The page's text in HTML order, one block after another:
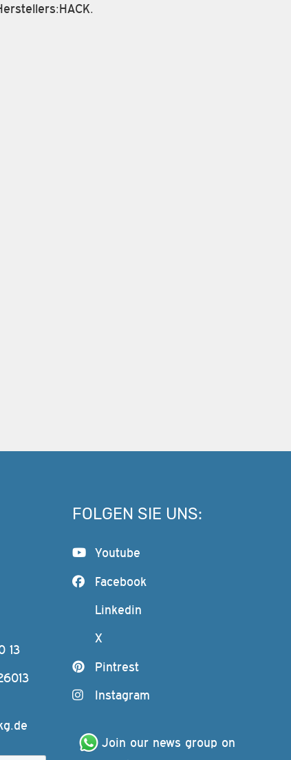
13
FOLGEN SIE UNS:
Youtube
Facebook
Linkedin
X
Pintrest
Instagram
Join our news group on